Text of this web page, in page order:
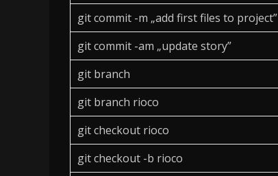
git commit -m „add first files to project”
git commit -am „update story”
git branch
git branch rioco
git checkout rioco
git checkout -b rioco